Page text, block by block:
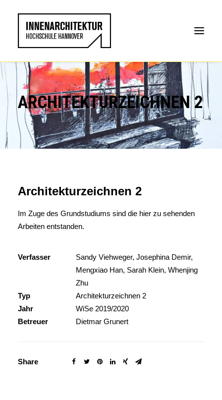
ARCHITEKTURZEICHNEN 2
Architekturzeichnen 2
Im Zuge des Grundstudiums sind die hier zu sehenden
Arbeiten entstanden.
Verfasser
Sandy Viehweger, Josephina Demir,
Mengxiao Han, Sarah Klein, Whenjing
Zhu
Typ
Architekturzeichnen 2
Jahr
WiSe 2019/2020
Betreuer
Dietmar Grunert
Share